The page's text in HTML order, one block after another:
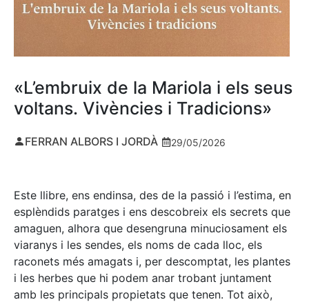
«L’embruix de la Mariola i els seus
voltans. Vivències i Tradicions»
FERRAN ALBORS I JORDÀ 29/05/2026
Este llibre, ens endinsa, des de la passió i l’estima, en
esplèndids paratges i ens descobreix els secrets que
amaguen, alhora que desengruna minuciosament els
viaranys i les sendes, els noms de cada lloc, els
raconets més amagats i, per descomptat, les plantes
i les herbes que hi podem anar trobant juntament
amb les principals propietats que tenen. Tot això,